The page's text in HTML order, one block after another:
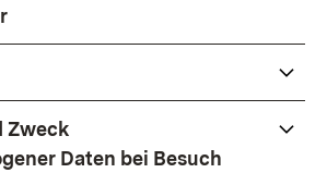
Zweck
Daten bei Besuch